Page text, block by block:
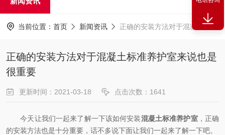
当前位置： 首页 新闻资讯 正确的安装方法对于混凝土标准养护室来说也是很重要
正确的安装方法对于混凝土标准养护室来说也是
很重要
更新时间：2021-03-18 点击次数：1641
今天让我们一起来了解一下该如何安装混凝土标准养护室，正确
的安装方法也是十分重要，话不多说下面让我们一起来了解一下吧。